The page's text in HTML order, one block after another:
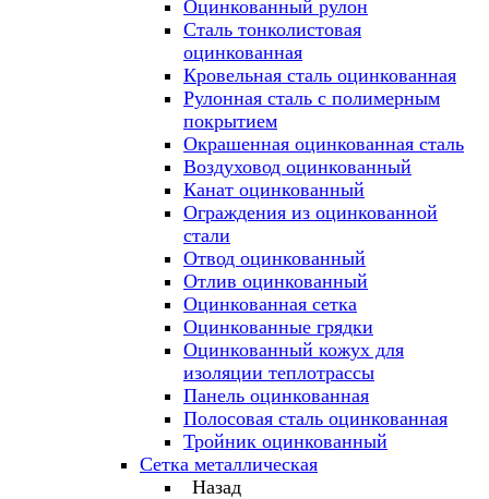
Оцинкованный рулон
Сталь тонколистовая
оцинкованная
Кровельная сталь оцинкованная
Рулонная сталь с полимерным
покрытием
Окрашенная оцинкованная сталь
Воздуховод оцинкованный
Канат оцинкованный
Ограждения из оцинкованной
стали
Отвод оцинкованный
Отлив оцинкованный
Оцинкованная сетка
Оцинкованные грядки
Оцинкованный кожух для
изоляции теплотрассы
Панель оцинкованная
Полосовая сталь оцинкованная
Тройник оцинкованный
Сетка металлическая
Назад